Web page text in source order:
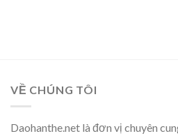
VỀ CHÚNG TÔI
Daohanthe.net là đơn vị chuyên